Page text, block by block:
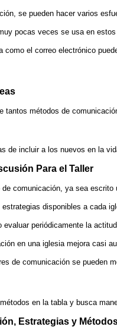
se pueden hacer varios
pocas veces se usa en
como el correo electrónico
tantos métodos de
de incluir a los nuevos en la
Para el Taller
de comunicación, ya sea escrito
disponibles a cada
evaluar periódicamente la
en una iglesia mejora casi
de comunicación se pueden
en la tabla y busca
Estrategias y